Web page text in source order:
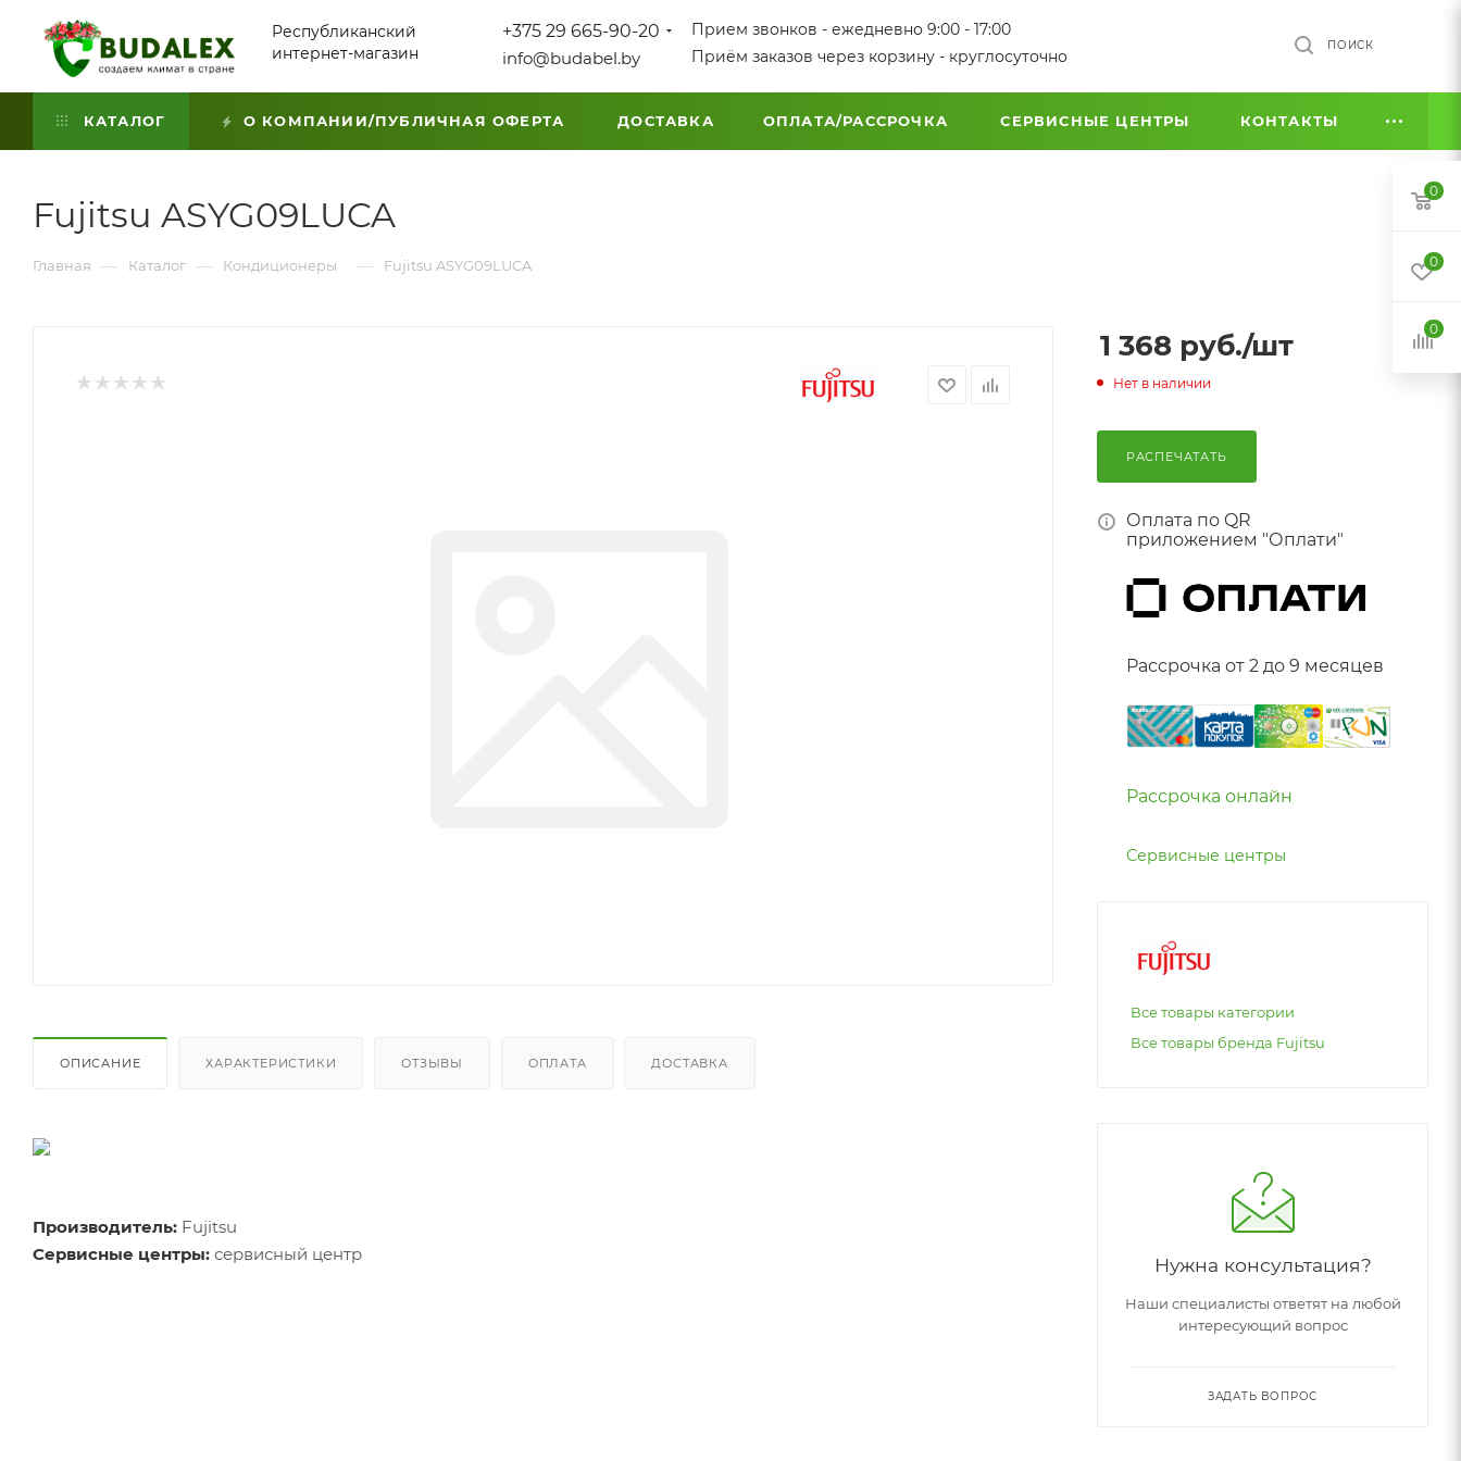
Республиканский
интернет-магазин
+375 29 665-90-20
info@budabel.by
Прием звонков - ежедневно 9:00 - 17:00
Приём заказов через корзину - круглосуточно
ПОИСК
КАТАЛОГ О КОМПАНИИ/ПУБЛИЧНАЯ ОФЕРТА ДОСТАВКА ОПЛАТА/РАССРОЧКА СЕРВИСНЫЕ ЦЕНТРЫ КОНТАКТЫ
Fujitsu ASYG09LUCA
Главная — Каталог — Кондиционеры — Fujitsu ASYG09LUCA
ОПИСАНИЕ ХАРАКТЕРИСТИКИ ОТЗЫВЫ ОПЛАТА ДОСТАВКА
Производитель: Fujitsu
Сервисные центры: сервисный центр
1 368 руб./шт
Нет в наличии
РАСПЕЧАТАТЬ
Оплата по QR
приложением "Оплати"
Рассрочка от 2 до 9 месяцев
Рассрочка онлайн
Сервисные центры
Все товары категории
Все товары бренда Fujitsu
Нужна консультация?
Наши специалисты ответят на любой
интересующий вопрос
ЗАДАТЬ ВОПРОС
0
0
0